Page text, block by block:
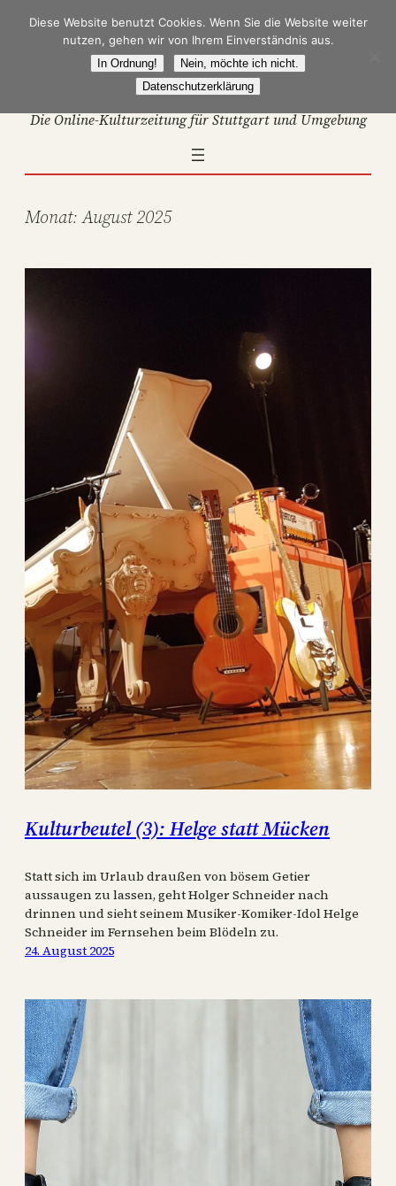
Zum
Die Online-Kulturzeitung für Stuttgart und Umgebung
Monat:August 2025
Kulturbeutel (3): Helge statt Mücken
Statt sich im Urlaub draußen von bösem Getier
aussaugen zu lassen, geht Holger Schneider nach
drinnen und sieht seinem Musiker-Komiker-Idol Helge
Schneider im Fernsehen beim Blödeln zu.
24. August 2025
Diese Website benutzt Cookies. Wenn Sie die Website weiter
nutzen, gehen wir von Ihrem Einverständnis aus.
In Ordnung!
Nein, möchte ich nicht.
Datenschutzerklärung